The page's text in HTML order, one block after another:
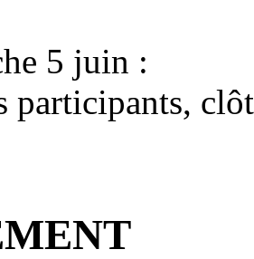
5 juin :
participants,